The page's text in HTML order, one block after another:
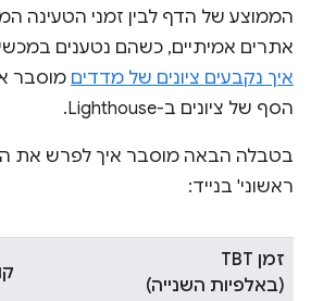
הממוצע של הדף לבין זמני הטעינה
אתרים אמיתיים, כשהם נטענים
איך נקבעים ציונים של מדדים מוסבר
הסף של ציונים ב-Lighthouse.
בטבלה הבאה מוסבר איך לפרש את
ראשוני' בנייד:
זמן TBT
(באלפיות השנייה)